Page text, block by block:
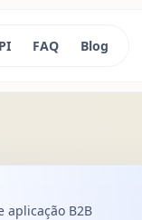
FAQ Blog
aplicação B2B